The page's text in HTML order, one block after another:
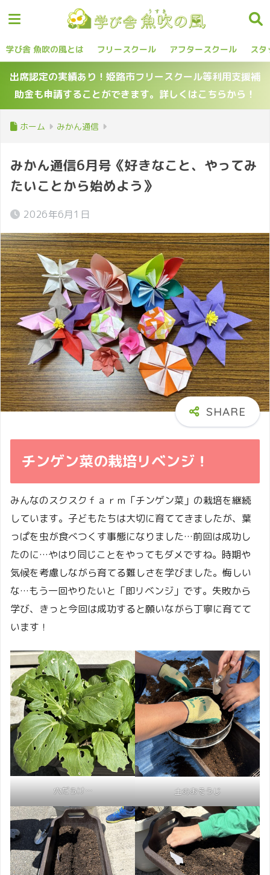
学び舎 魚吹の風とは フリースクール アフタースクール スタ
出席認定の実績あり！姫路市フリースクール等利用支援補
助金も申請することができます。詳しくはこちらから！
ホーム みかん通信
みかん通信6月号《好きなこと、やってみ
たいことから始めよう》
2026年6月1日
チンゲン菜の栽培リベンジ！
みんなのスクスクｆａｒｍ「チンゲン菜」の栽培を継続
しています。子どもたちは大切に育ててきましたが、葉
っぱを虫が食べつくす事態になりました…前回は成功し
たのに…やはり同じことをやってもダメですね。時期や
気候を考慮しながら育てる難しさを学びました。悔しい
な…もう一回やりたいと「即リベンジ」です。失敗から
学び、きっと今回は成功すると願いながら丁寧に育てて
います！
穴だらけ… 土のおそうじ